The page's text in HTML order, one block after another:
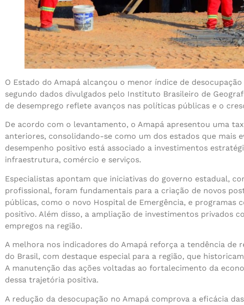
O Estado do Amapá alcançou o menor índice de
segundo dados divulgados pelo Instituto Brasileiro de
de desemprego reflete avanços nas políticas públicas e o
De acordo com o levantamento, o Amapá apresentou uma
anteriores, consolidando-se como um dos estados que mais
desempenho positivo está associado a investimentos
infraestrutura, comércio e serviços.
Especialistas apontam que iniciativas do governo estadual,
profissional, foram fundamentais para a criação de novos
públicas, como o novo Hospital de Emergência, e programas
positivo. Além disso, a ampliação de investimentos privados
empregos na região.
A melhora nos indicadores do Amapá reforça a tendência de
do Brasil, com destaque especial para a região, que
A manutenção das ações voltadas ao fortalecimento da
dessa trajetória positiva.
A redução da desocupação no Amapá comprova a eficácia